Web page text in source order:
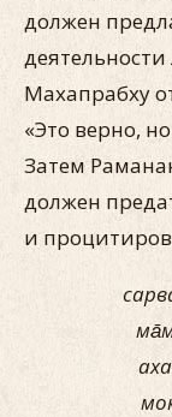
должен
Махапрабху
«Это верно,
Затем
должен
и